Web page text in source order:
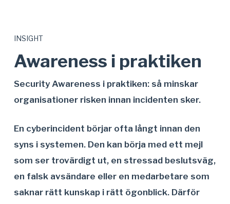
INSIGHT
Awareness i praktiken
Security Awareness i praktiken: så minskar
organisationer risken innan incidenten sker.
En cyberincident börjar ofta långt innan den
syns i systemen. Den kan börja med ett mejl
som ser trovärdigt ut, en stressad beslutsväg,
en falsk avsändare eller en medarbetare som
saknar rätt kunskap i rätt ögonblick. Därför